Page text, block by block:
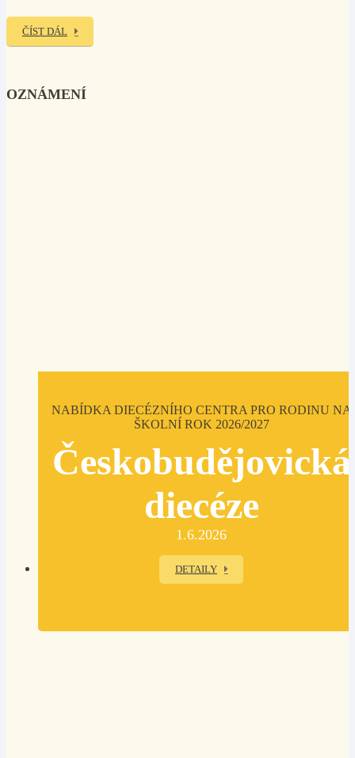
ČÍST DÁL
OZNÁMENÍ
NABÍDKA DIECÉZNÍHO CENTRA PRO RODINU NA
ŠKOLNÍ ROK 2026/2027
Českobudějovická
diecéze
1.6.2026
DETAILY